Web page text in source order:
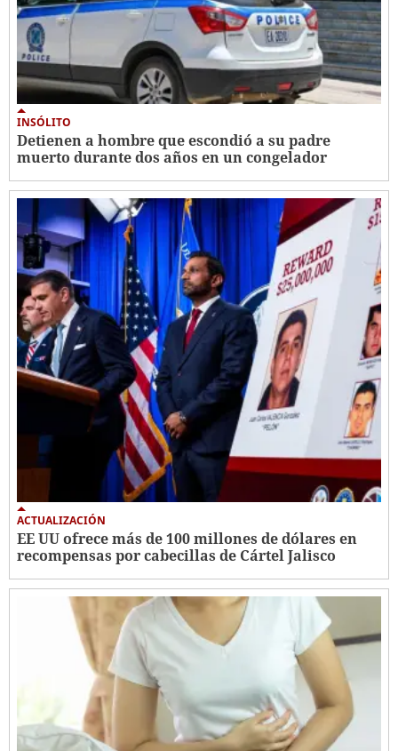
INSÓLITO
Detienen a hombre que escondió a su padre
muerto durante dos años en un congelador
ACTUALIZACIÓN
EE UU ofrece más de 100 millones de dólares en
recompensas por cabecillas de Cártel Jalisco